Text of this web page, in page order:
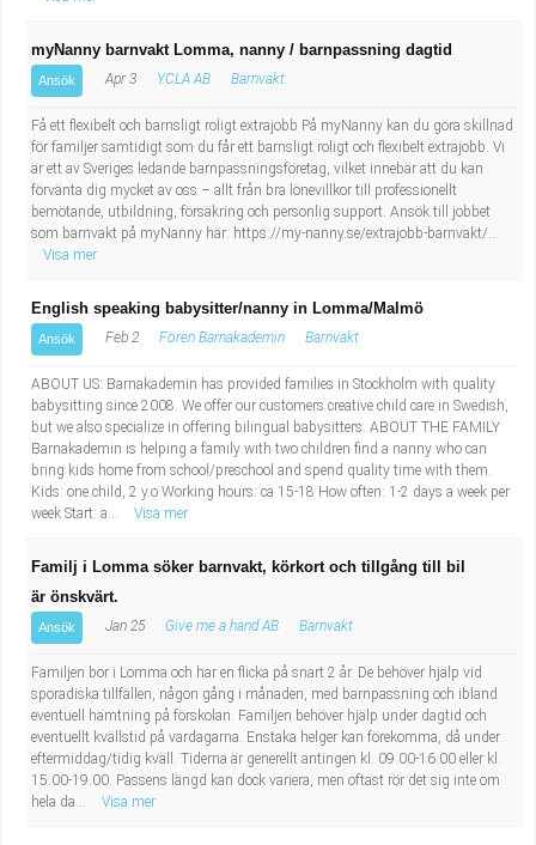
myNanny barnvakt Lomma, nanny / barnpassning dagtid
Ansök Apr 3 YCLA AB Barnvakt
Få ett flexibelt och barnsligt roligt extrajobb På myNanny kan du göra skillnad
för familjer samtidigt som du får ett barnsligt roligt och flexibelt extrajobb. Vi
är ett av Sveriges ledande barnpassningsföretag, vilket innebär att du kan
förvänta dig mycket av oss – allt från bra lönevillkor till professionellt
bemötande, utbildning, försäkring och personlig support. Ansök till jobbet
som barnvakt på myNanny här: https://my-nanny.se/extrajobb-barnvakt/...
Visa mer
English speaking babysitter/nanny in Lomma/Malmö
Ansök Feb 2 Fören Barnakademin Barnvakt
ABOUT US: Barnakademin has provided families in Stockholm with quality
babysitting since 2008. We offer our customers creative child care in Swedish,
but we also specialize in offering bilingual babysitters. ABOUT THE FAMILY
Barnakademin is helping a family with two children find a nanny who can
bring kids home from school/preschool and spend quality time with them.
Kids: one child, 2 y.o Working hours: ca 15-18 How often: 1-2 days a week per
week Start: a...
Visa mer
Familj i Lomma söker barnvakt, körkort och tillgång till bil
är önskvärt.
Ansök Jan 25 Give me a hand AB Barnvakt
Familjen bor i Lomma och har en flicka på snart 2 år. De behöver hjälp vid
sporadiska tillfällen, någon gång i månaden, med barnpassning och ibland
eventuell hämtning på förskolan. Familjen behöver hjälp under dagtid och
eventuellt kvällstid på vardagarna. Enstaka helger kan förekomma, då under
eftermiddag/tidig kväll. Tiderna är generellt antingen kl. 09.00-16.00 eller kl.
15.00-19.00. Passens längd kan dock variera, men oftast rör det sig inte om
hela da...
Visa mer